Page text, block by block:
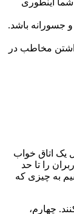
جسورانه باشد.
مخاطب در
یک اتاق خواب
می آید و این سرعت نرخ پرش کاربران را تا حد
به چیزی که
چهارم،